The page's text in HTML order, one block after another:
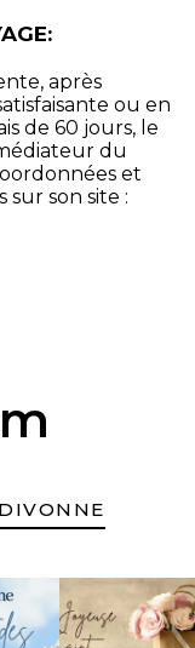
après
ou en
de 60 jours, le
du
et
sur son site :